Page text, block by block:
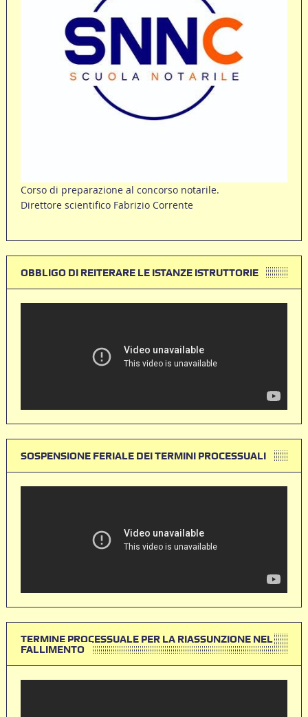
Corso di preparazione al concorso notarile.
Direttore scientifico Fabrizio Corrente
OBBLIGO DI REITERARE LE ISTANZE ISTRUTTORIE
SOSPENSIONE FERIALE DEI TERMINI PROCESSUALI
TERMINE PROCESSUALE PER LA RIASSUNZIONE NEL
FALLIMENTO